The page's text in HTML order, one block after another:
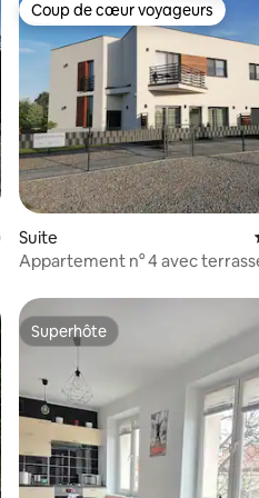
: 5 sur 5
sur la base de 20
Coup de cœur voyageurs
Coup de cœur voyageurs
Suite
Appartement n° 4 avec
Superhôte
Superhôte